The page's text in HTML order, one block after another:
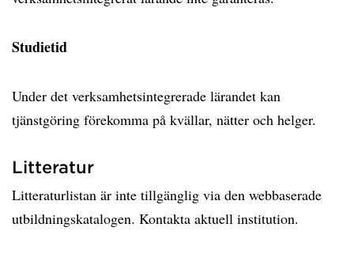
Studietid
Under det verksamhetsintegrerade lärandet kan
tjänstgöring förekomma på kvällar, nätter och helger.
Litteratur
Litteraturlistan är inte tillgänglig via den webbaserade
utbildningskatalogen. Kontakta aktuell institution.